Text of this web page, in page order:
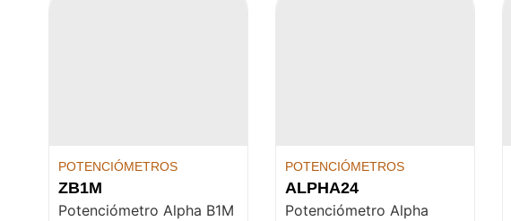
POTENCIÓMETROS
ZB1M
Potenciómetro Alpha B1M
POTENCIÓMETROS
ALPHA24
Potenciómetro Alpha